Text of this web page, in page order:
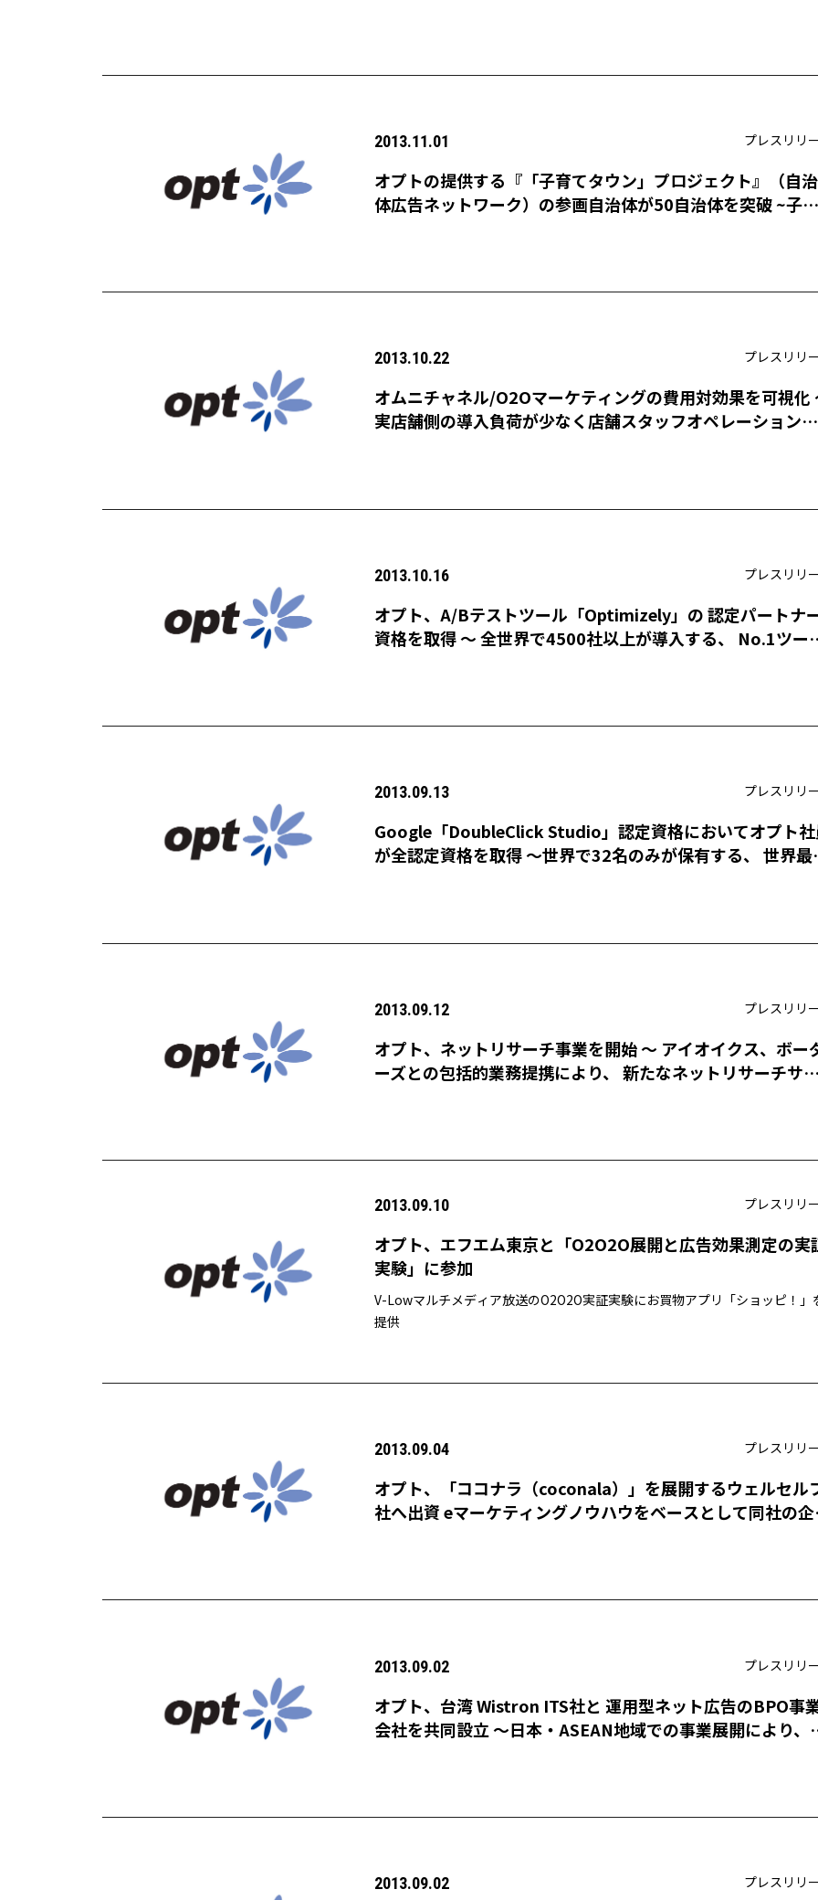
2013.11.01 プレスリリ
オプトの提供する『「子育てタウン」プロジェクト』（自治
体広告ネットワーク）の参画自治体が50自治体を突破 ~子育
2013.10.22 プレスリリ
オムニチャネル/O2Oマーケティングの費用対効果を可視化
実店舗側の導入負荷が少なく店舗スタッフオペレーションが
2013.10.16 プレスリリ
オプト、A/Bテストツール「Optimizely」の 認定パートナ
資格を取得 〜 全世界で4500社以上が導入する、 No.1ツー
2013.09.13 プレスリリ
Google「DoubleClick Studio」認定資格においてオプト社
が全認定資格を取得 〜世界で32名のみが保有する、 世界最
2013.09.12 プレスリリ
オプト、ネットリサーチ事業を開始 〜 アイオイクス、ボー
ーズとの包括的業務提携により、 新たなネットリサーチサー
2013.09.10 プレスリリ
オプト、エフエム東京と「O2O2O展開と広告効果測定の実
実験」に参加
V-Lowマルチメディア放送のO2O2O実証実験にお買物アプリ「ショッピ！」
提供
2013.09.04 プレスリリ
オプト、「ココナラ（coconala）」を展開するウェルセル
社へ出資 eマーケティングノウハウをベースとして同社の企
2013.09.02 プレスリリ
オプト、台湾 Wistron ITS社と 運用型ネット広告のBPO事
会社を共同設立 〜日本・ASEAN地域での事業展開により、
2013.09.02 プレスリリ